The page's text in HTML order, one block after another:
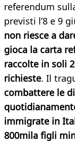
referendum
previsti l’8 e 9
non riesce a
gioca la carta
raccolte in soli
richieste. Il
combattere le
immigrate in
800mila figli